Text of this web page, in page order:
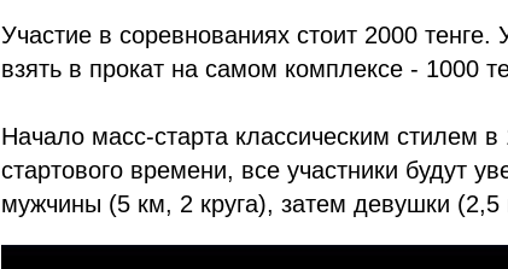
Участие в соревнованиях стоит 2000
взять в прокат на самом комплексе - 1000
Начало масс-старта классическим стилем
стартового времени, все участники будут
мужчины (5 км, 2 круга), затем девушки (2,5